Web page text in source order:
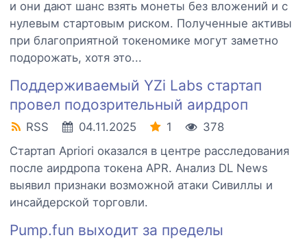
и они дают шанс взять монеты без вложений и с
нулевым стартовым риском. Полученные активы
при благоприятной токеномике могут заметно
подорожать, хотя это...
Поддерживаемый YZi Labs стартап
провел подозрительный аирдроп
RSS 04.11.2025 1
378
Стартап Apriori оказался в центре расследования
после аирдропа токена APR. Анализ DL News
выявил признаки возможной атаки Сивиллы и
инсайдерской торговли.
Pump.fun выходит за пределы